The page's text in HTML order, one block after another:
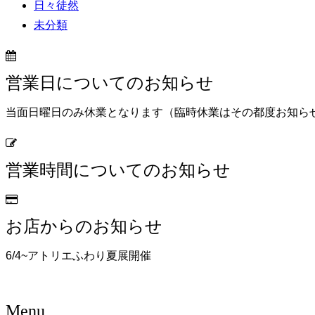
日々徒然
未分類
営業日についてのお知らせ
当面日曜日のみ休業となります（臨時休業はその都度お知ら
営業時間についてのお知らせ
お店からのお知らせ
6/4~アトリエふわり夏展開催
Menu